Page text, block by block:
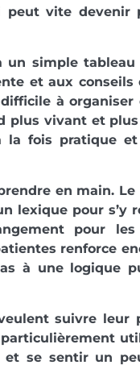
peut vite devenir
un simple
et aux conseils
à organiser
plus vivant et
la fois pratique
en main. Le
lexique pour s’y
pour les
renforce
à une logique
suivre leur
et se sentir un